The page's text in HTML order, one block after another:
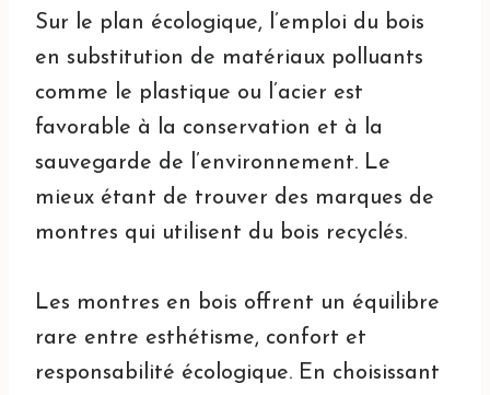
Sur le plan écologique, l’emploi du bois
en substitution de matériaux polluants
comme le plastique ou l’acier est
favorable à la conservation et à la
sauvegarde de l’environnement. Le
mieux étant de trouver des marques de
montres qui utilisent du bois recyclés.
Les montres en bois offrent un équilibre
rare entre esthétisme, confort et
responsabilité écologique. En choisissant